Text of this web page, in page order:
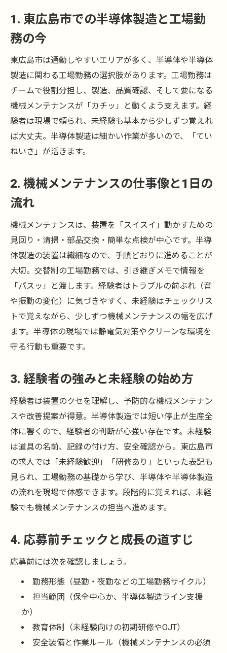
1. 東広島市での半導体製造と工場勤
務の今
東広島市は通勤しやすいエリアが多く、半導体や半導体
製造に関わる工場勤務の選択肢があります。工場勤務は
チームで役割分担し、製造、品質確認、そして要になる
機械メンテナンスが「カチッ」と動くよう支えます。経
験者は現場で頼られ、未経験も基本から少しずつ覚えれ
ば大丈夫。半導体製造は細かい作業が多いので、「てい
ねいさ」が活きます。
2. 機械メンテナンスの仕事像と1日の
流れ
機械メンテナンスは、装置を「スイスイ」動かすための
見回り・清掃・部品交換・簡単な点検が中心です。半導
体製造の装置は繊細なので、手順どおりに進めることが
大切。交替制の工場勤務では、引き継ぎメモで情報を
「パスッ」と渡します。経験者はトラブルの前ぶれ（音
や振動の変化）に気づきやすく、未経験はチェックリス
トで覚えながら、少しずつ機械メンテナンスの幅を広げ
ます。半導体の現場では静電気対策やクリーンな環境を
守る行動も重要です。
3. 経験者の強みと未経験の始め方
経験者は装置のクセを理解し、予防的な機械メンテナン
スや改善提案が得意。半導体製造では短い停止が生産全
体に響くので、経験者の判断が心強い存在です。未経験
は道具の名前、記録の付け方、安全確認から。東広島市
の求人では「未経験歓迎」「研修あり」といった表記も
見られ、工場勤務の基礎から学び、半導体や半導体製造
の流れを現場で体感できます。段階的に覚えれば、未経
験でも機械メンテナンスの担当へ進めます。
4. 応募前チェックと成長の道すじ
応募前には次を確認しましょう。
勤務形態（昼勤・夜勤などの工場勤務サイクル）
担当範囲（保全中心か、半導体製造ライン支援
か）
教育体制（未経験向けの初期研修やOJT）
安全装備と作業ルール（機械メンテナンスの必須